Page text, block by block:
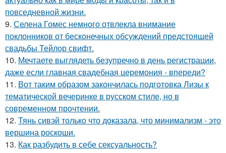
повседневной жизни.
9. Селена Гомес немного отвлекла внимание
поклонников от бесконечных обсуждений предстоящей
свадьбы Тейлор свифт.
10. Мечтаете выглядеть безупречно в день регистрации,
даже если главная свадебная церемония - впереди?
11. Вот таким образом закончилась подготовка Лизы к
тематической вечеринке в русском стиле, но в
современном прочтении.
12. Тянь сивэй только что доказала, что минимализм - это
вершина роскоши.
13. Как разбудить в себе сексуальность?